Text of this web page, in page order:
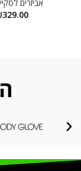
אביזרים
329.00